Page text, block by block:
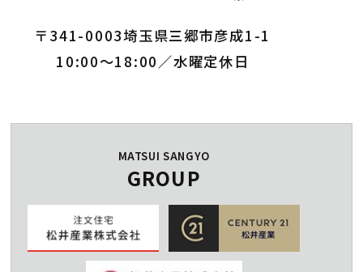
〒341-0003埼玉県三郷市彦成1-1
10:00～18:00／水曜定休日
MATSUI SANGYO
GROUP